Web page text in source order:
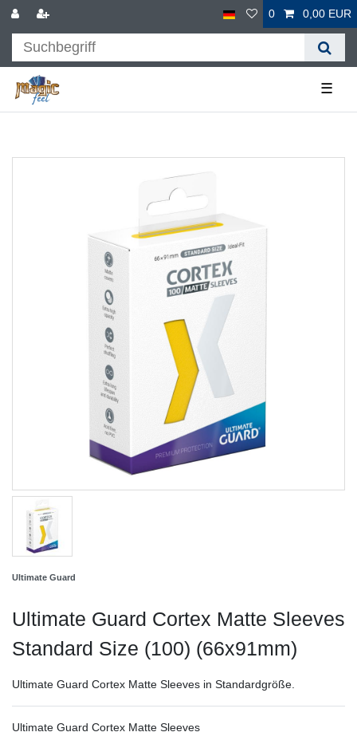
0 0,00 EUR
☰
Ultimate Guard
Ultimate Guard Cortex Matte Sleeves
Standard Size (100) (66x91mm)
Ultimate Guard Cortex Matte Sleeves in Standardgröße.
Ultimate Guard Cortex Matte Sleeves